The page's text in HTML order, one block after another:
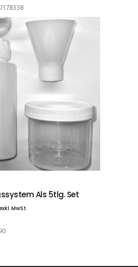
Als 5tlg. Set
MwSt.